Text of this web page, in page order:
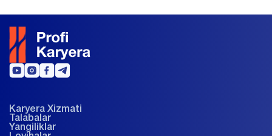
Karyera Xizmati
Talabalar
Yangiliklar